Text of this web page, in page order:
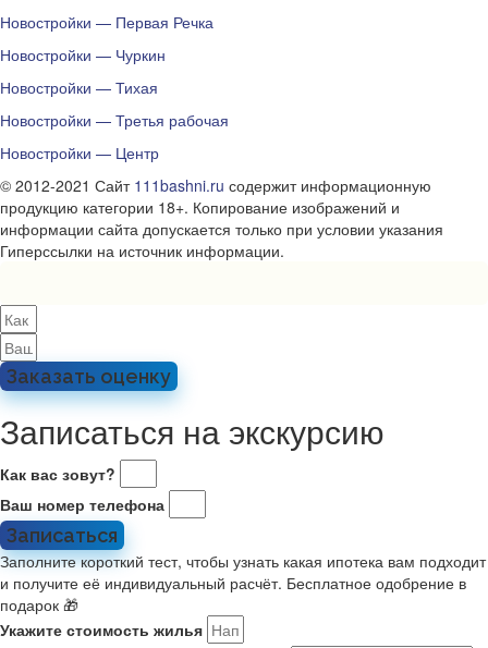
Новостройки — Первая Речка
Новостройки — Чуркин
Новостройки — Тихая
Новостройки — Третья рабочая
Новостройки — Центр
© 2012-2021 Сайт 111bashni.ru содержит информационную
продукцию категории 18+. Копирование изображений и
информации сайта допускается только при условии указания
Гиперссылки на источник информации.
Заказать оценку
Записаться на экскурсию
Как вас зовут?
Ваш номер телефона
Записаться
Заполните короткий тест, чтобы узнать какая ипотека вам подходит
и получите её индивидуальный расчёт. Бесплатное одобрение в
подарок 🎁
Укажите стоимость жилья